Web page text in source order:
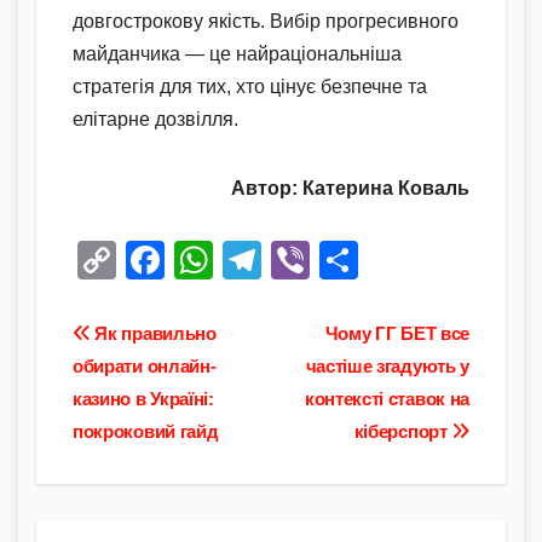
довгострокову якість. Вибір прогресивного
майданчика — це найраціональніша
стратегія для тих, хто цінує безпечне та
елітарне дозвілля.
Автор: Катерина Коваль
C
p
y
Li
k
F
c
e
b
o
W
at
s
p
p
T
Vi
er ді
л
и
и
Навігація
записів
Чому ГГ БЕТ все
частіше згадують у
контексті ставок на
кіберспорт
Як правильно
обирати онлайн-
казино в Україні:
покроковий гайд